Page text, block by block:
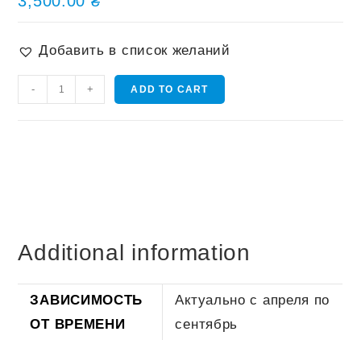
Добавить в список желаний
Прогулка
на
- + ADD TO CART
Additional information
ЗАВИСИМОСТЬ
ОТ ВРЕМЕНИ
Актуально с апреля по
сентябрь